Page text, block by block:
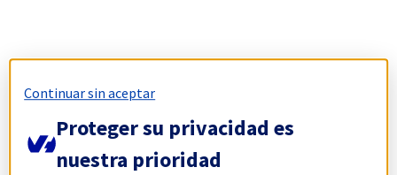
Continuar sin aceptar
Proteger su privacidad es
nuestra prioridad